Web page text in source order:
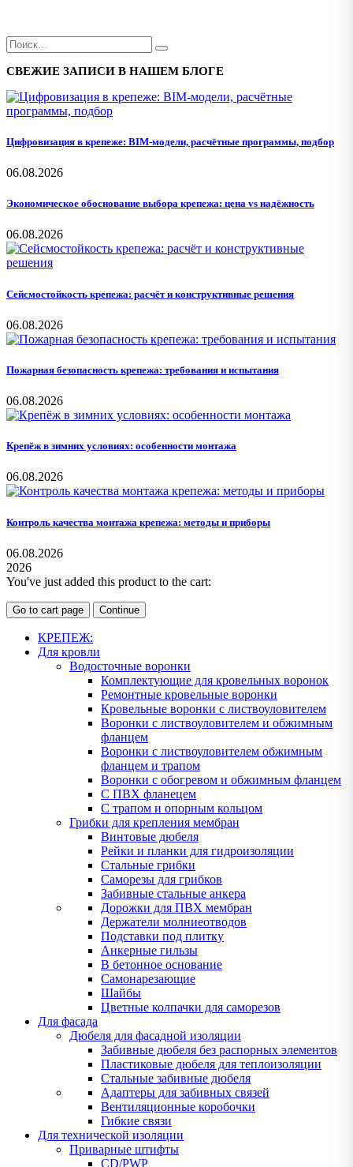
СВЕЖИЕ ЗАПИСИ В НАШЕМ БЛОГЕ
Цифровизация в крепеже: BIM-модели, расчётные программы, подбор
06.08.2026
Экономическое обоснование выбора крепежа: цена vs надёжность
06.08.2026
Сейсмостойкость крепежа: расчёт и конструктивные решения
06.08.2026
Пожарная безопасность крепежа: требования и испытания
06.08.2026
Крепёж в зимних условиях: особенности монтажа
06.08.2026
Контроль качества монтажа крепежа: методы и приборы
06.08.2026
2026
You've just added this product to the cart:
Go to cart page Continue
КРЕПЕЖ:
Для кровли
Водосточные воронки
Комплектующие для кровельных воронок
Ремонтные кровельные воронки
Кровельные воронки с листвоуловителем
Воронки с листвоуловителем и обжимным
фланцем
Воронки с листвоуловителем обжимным
фланцем и трапом
Воронки с обогревом и обжимным фланцем
С ПВХ фланецем
С трапом и опорным кольцом
Грибки для крепления мембран
Винтовые дюбеля
Рейки и планки для гидроизоляции
Стальные грибки
Саморезы для грибков
Забивные стальные анкера
Дорожки для ПВХ мембран
Держатели молниеотводов
Подставки под плитку
Анкерные гильзы
В бетонное основание
Самонарезающие
Шайбы
Цветные колпачки для саморезов
Для фасада
Дюбеля для фасадной изоляции
Забивные дюбеля без распорных элементов
Пластиковые дюбеля для теплоизоляции
Стальные забивные дюбеля
Адаптеры для забивных связей
Вентиляционные коробочки
Гибкие связи
Для технической изоляции
Приварные штифты
CD/PWP